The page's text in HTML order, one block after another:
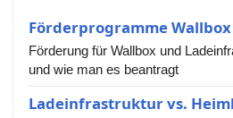
Förderprogramme Wallbox
Förderung für Wallbox und
und wie man es beantragt
Ladeinfrastruktur vs.